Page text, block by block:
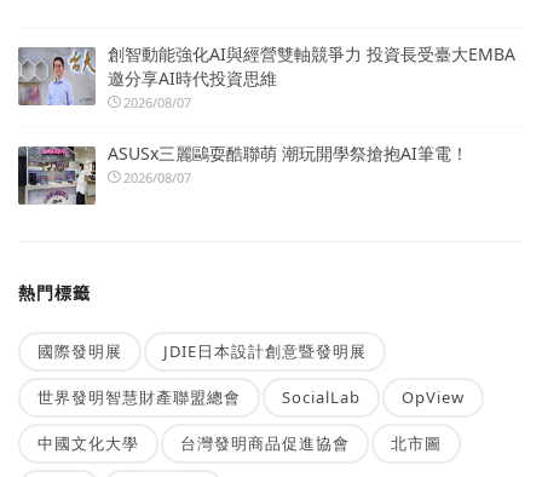
創智動能強化AI與經營雙軸競爭力 投資長受臺大EMBA
邀分享AI時代投資思維
2026/08/07
ASUSx三麗鷗耍酷聯萌 潮玩開學祭搶抱AI筆電！
2026/08/07
熱門標籤
國際發明展 JDIE日本設計創意暨發明展
世界發明智慧財產聯盟總會 SocialLab OpView
中國文化大學 台灣發明商品促進協會 北市圖